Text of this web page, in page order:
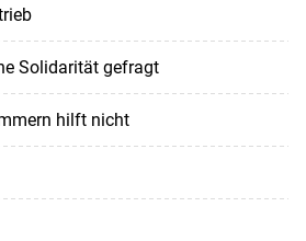
Solidarität gefragt
hilft nicht